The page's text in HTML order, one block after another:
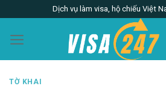
content
Dịch vụ làm visa, hộ chiếu Việt
TỜ KHAI